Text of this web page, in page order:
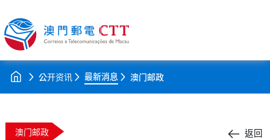
公开资讯 最新消息 澳门邮政
返回
澳门邮政